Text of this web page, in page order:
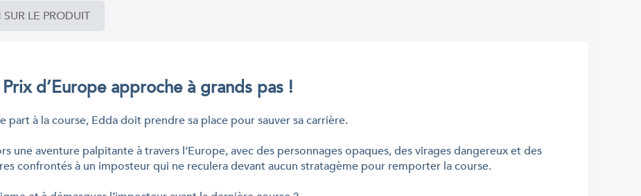
LE PRODUIT
d’Europe approche à grands pas !
part à la course, Edda doit prendre sa place pour sauver sa carrière.
une aventure palpitante à travers l’Europe, avec des personnages opaques, des virages dangereux et des
confrontés à un imposteur qui ne reculera devant aucun stratagème pour remporter la course.